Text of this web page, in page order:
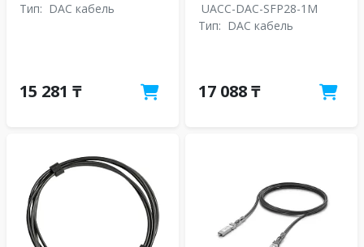
Тип: DAC кабель
15 281 ₸
UACC-DAC-SFP28-1M
Тип: DAC кабель
17 088 ₸